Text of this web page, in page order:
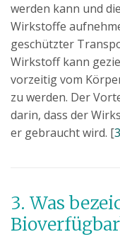
werden kann und
Wirkstoffe
geschützter
Wirkstoff kann
vorzeitig vom
zu werden. Der
darin, dass der
er gebraucht wird. [3
3. Was